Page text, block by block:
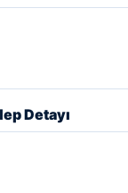
Detayı